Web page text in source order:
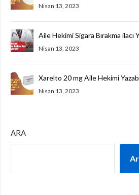
Nisan 13, 2023
Aile Hekimi Sigara Bırakma ilacı
Nisan 13, 2023
Xarelto 20 mg Aile Hekimi
Nisan 13, 2023
ARA